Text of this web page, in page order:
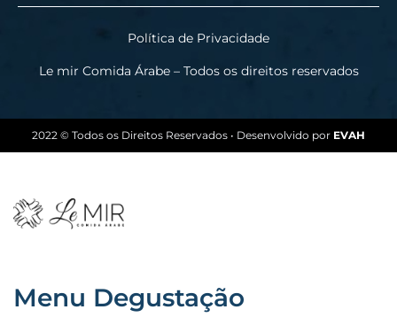
Le mir Comida Árabe – Todos os direitos reservados
Política de Privacidade
2022 © Todos os Direitos Reservados • Desenvolvido por EVAH
Menu Degustação